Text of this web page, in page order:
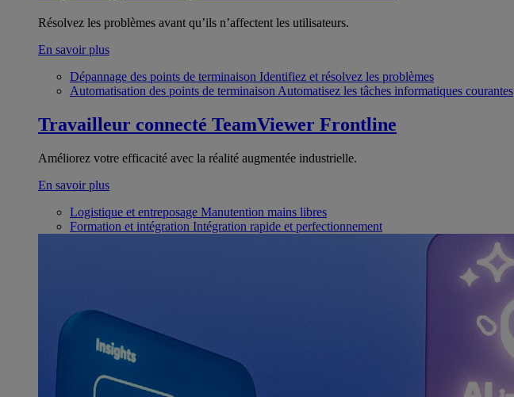
Résolvez les problèmes avant qu’ils n’affectent les utilisateurs.
En savoir plus
Dépannage des points de terminaison Identifiez et résolvez les problèmes
Automatisation des points de terminaison Automatisez les tâches informatiques courantes
Travailleur connecté TeamViewer Frontline
Améliorez votre efficacité avec la réalité augmentée industrielle.
En savoir plus
Logistique et entreposage Manutention mains libres
Formation et intégration Intégration rapide et perfectionnement